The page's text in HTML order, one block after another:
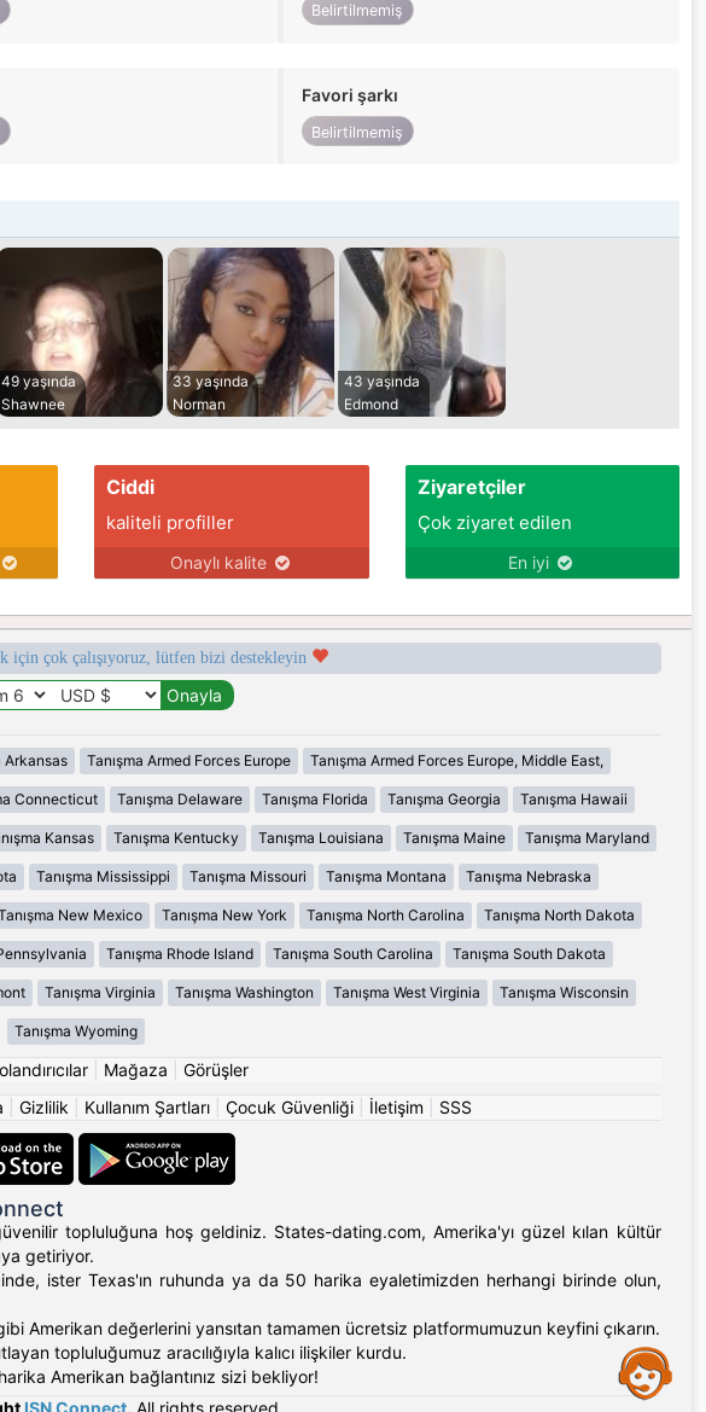
Belirtilmemiş
Favori şarkı
Belirtilmemiş
49 yaşında
Shawnee
33 yaşında
Norman
43 yaşında
Edmond
Ciddi
kaliteli profiller
Onaylı kalite
Ziyaretçiler
Çok ziyaret edilen
En iyi
için çok çalışıyoruz, lütfen bizi destekleyin
Arkansas Tanışma Armed Forces Europe Tanışma Armed Forces Europe, Middle East,
Connecticut Tanışma Delaware Tanışma Florida Tanışma Georgia Tanışma Hawaii
Kansas Tanışma Kentucky Tanışma Louisiana Tanışma Maine Tanışma Maryland
Tanışma Mississippi Tanışma Missouri Tanışma Montana Tanışma Nebraska
New Mexico Tanışma New York Tanışma North Carolina Tanışma North Dakota
Tanışma Rhode Island Tanışma South Carolina Tanışma South Dakota
Tanışma Virginia Tanışma Washington Tanışma West Virginia Tanışma Wisconsin
Tanışma Wyoming
Mağaza
Görüşler
Gizlilik Kullanım Şartları Çocuk Güvenliği İletişim SSS
topluluğuna hoş geldiniz. States-dating.com, Amerika'yı güzel kılan kültür
getiriyor.
ister Texas'ın ruhunda ya da 50 harika eyaletimizden herhangi birinde olun,
Amerikan değerlerini yansıtan tamamen ücretsiz platformumuzun keyfini çıkarın.
topluluğumuz aracılığıyla kalıcı ilişkiler kurdu.
Amerikan bağlantınız sizi bekliyor!
ISN Connect All rights reserved.
Assistance